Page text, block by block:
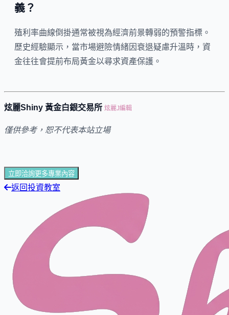
義？
殖利率曲線倒掛通常被視為經濟前景轉弱的預警指標。
歷史經驗顯示，當市場避險情緒因衰退疑慮升溫時，資
金往往會提前布局黃金以尋求資產保護。
炫麗Shiny 黃金白銀交易所 炫麗J編輯
僅供參考，恕不代表本站立場
立即洽詢更多專業內容
返回投資教室